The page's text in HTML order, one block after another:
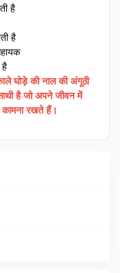
है
है
घोड़े की नाल की अंगूठी
है जो अपने जीवन में
कामना रखते हैं।